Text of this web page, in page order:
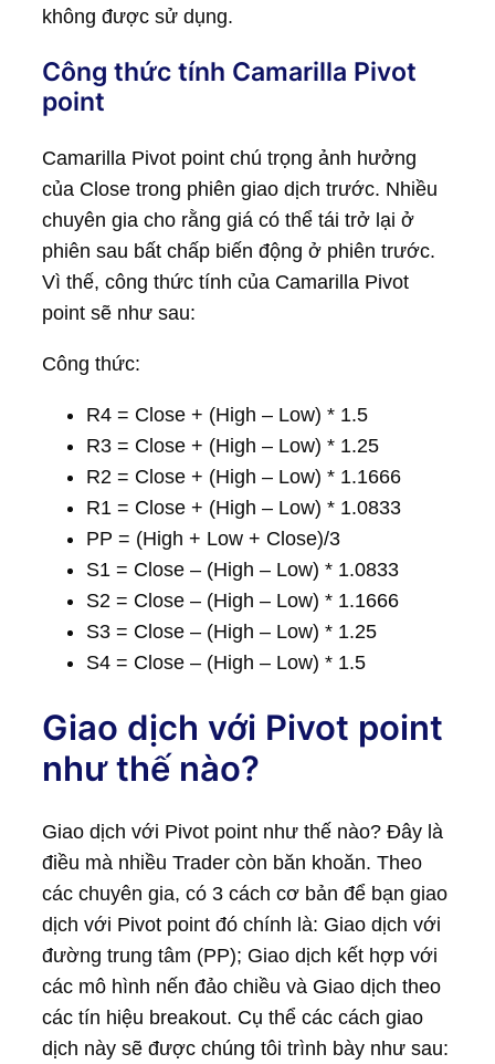
không được sử dụng.
Công thức tính Camarilla Pivot
point
Camarilla Pivot point chú trọng ảnh hưởng
của Close trong phiên giao dịch trước. Nhiều
chuyên gia cho rằng giá có thể tái trở lại ở
phiên sau bất chấp biến động ở phiên trước.
Vì thế, công thức tính của Camarilla Pivot
point sẽ như sau:
Công thức:
R4 = Close + (High – Low) * 1.5
R3 = Close + (High – Low) * 1.25
R2 = Close + (High – Low) * 1.1666
R1 = Close + (High – Low) * 1.0833
PP = (High + Low + Close)/3
S1 = Close – (High – Low) * 1.0833
S2 = Close – (High – Low) * 1.1666
S3 = Close – (High – Low) * 1.25
S4 = Close – (High – Low) * 1.5
Giao dịch với Pivot point
như thế nào?
Giao dịch với Pivot point như thế nào? Đây là
điều mà nhiều Trader còn băn khoăn. Theo
các chuyên gia, có 3 cách cơ bản để bạn giao
dịch với Pivot point đó chính là: Giao dịch với
đường trung tâm (PP); Giao dịch kết hợp với
các mô hình nến đảo chiều và Giao dịch theo
các tín hiệu breakout. Cụ thể các cách giao
dịch này sẽ được chúng tôi trình bày như sau: